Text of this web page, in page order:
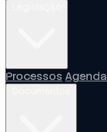
Processos Agenda